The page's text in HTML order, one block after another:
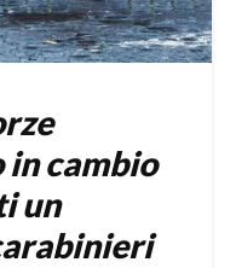
in cambio
un